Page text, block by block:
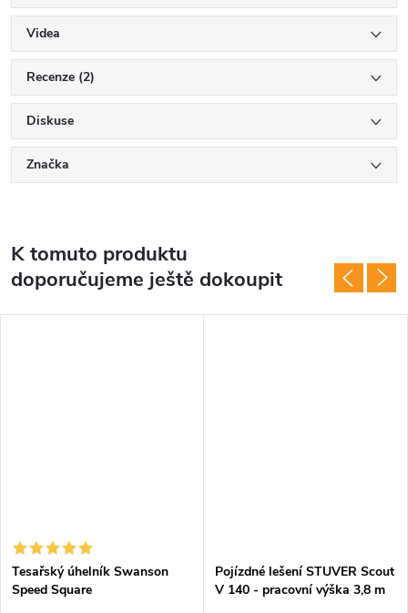
Videa
Recenze (2)
Diskuse
Značka
K tomuto produktu
doporučujeme ještě dokoupit
Tesařský úhelník Swanson
Speed Square
Pojízdné lešení STUVER Scout
V 140 - pracovní výška 3,8 m